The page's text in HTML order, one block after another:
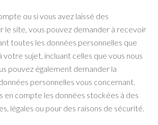
ou si vous avez laissé des
le site, vous pouvez demander à recevoir
toutes les données personnelles que
votre sujet, incluant celles que vous nous
pouvez également demander la
personnelles vous concernant.
en compte les données stockées à des
légales ou pour des raisons de sécurité.